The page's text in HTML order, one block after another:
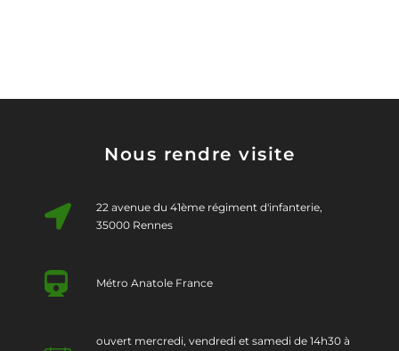
Nous rendre visite
22 avenue du 41ème régiment d'infanterie,
35000 Rennes
Métro Anatole France
ouvert mercredi, vendredi et samedi de 14h30 à